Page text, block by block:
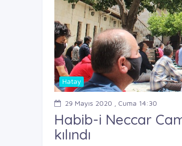
Hatay
29 Mayıs 2020 , Cuma 14:30
Habib-i Neccar
kılındı